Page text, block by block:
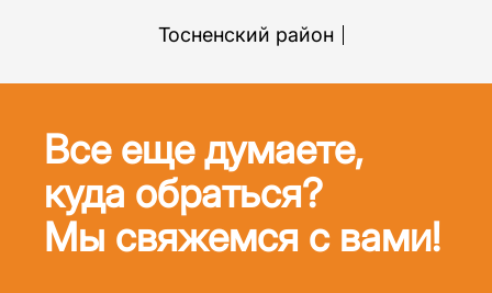
Тосненский район
Все еще думаете,
куда обраться?
Мы свяжемся с вами!